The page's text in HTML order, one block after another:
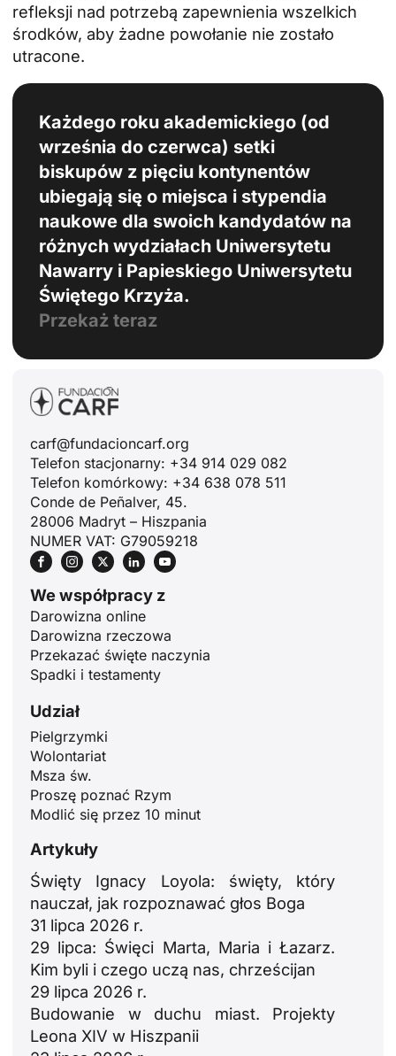
refleksji nad potrzebą zapewnienia wszelkich
środków, aby żadne powołanie nie zostało
utracone.
Każdego roku akademickiego (od
września do czerwca) setki
biskupów z pięciu kontynentów
ubiegają się o miejsca i stypendia
naukowe dla swoich kandydatów na
różnych wydziałach Uniwersytetu
Nawarry i Papieskiego Uniwersytetu
Świętego Krzyża.
Przekaż teraz
carf@fundacioncarf.org
Telefon stacjonarny: +34 914 029 082
Telefon komórkowy: +34 638 078 511
Conde de Peñalver, 45.
28006 Madryt – Hiszpania
NUMER VAT: G79059218
We współpracy z
Darowizna online
Darowizna rzeczowa
Przekazać święte naczynia
Spadki i testamenty
Udział
Pielgrzymki
Wolontariat
Msza św.
Proszę poznać Rzym
Modlić się przez 10 minut
Artykuły
Święty Ignacy Loyola: święty, który
nauczał, jak rozpoznawać głos Boga
31 lipca 2026 r.
29 lipca: Święci Marta, Maria i Łazarz.
Kim byli i czego uczą nas, chrześcijan
29 lipca 2026 r.
Budowanie w duchu miast. Projekty
Leona XIV w Hiszpanii